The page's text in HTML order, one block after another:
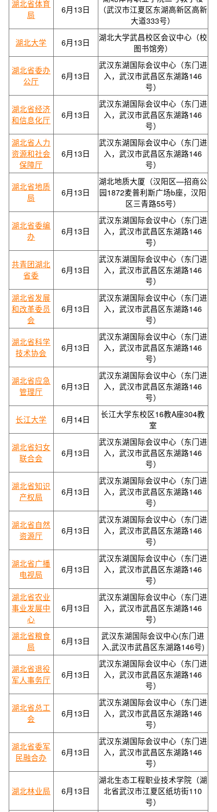
湖北省体育
局
6月13日
（武汉市江夏区东湖高新区高新
大道333号）
湖北大学 6月13日
湖北大学武昌校区会议中心（校
图书馆旁）
湖北省委办
公厅
6月13日
武汉东湖国际会议中心（东门进
入，武汉市武昌区东湖路146
号）
湖北省经济
和信息化厅
6月13日
武汉东湖国际会议中心（东门进
入，武汉市武昌区东湖路146
号）
湖北省人力
资源和社会
保障厅
6月13日
武汉东湖国际会议中心（东门进
入，武汉市武昌区东湖路146
号）
湖北省地质
局
6月13日
湖北地质大厦（汉阳区—招商公
园1872麦普利斯广场b座，汉阳
区三青路55号）
湖北省委编
办
6月13日
武汉东湖国际会议中心（东门进
入，武汉市武昌区东湖路146
号）
共青团湖北
省委
6月13日
武汉东湖国际会议中心（东门进
入，武汉市武昌区东湖路146
号）
湖北省发展
和改革委员
会
6月13日
武汉东湖国际会议中心（东门进
入，武汉市武昌区东湖路146
号）
湖北省科学
技术协会
6月13日
武汉东湖国际会议中心（东门进
入，武汉市武昌区东湖路146
号）
湖北省应急
管理厅
6月13日
武汉东湖国际会议中心（东门进
入，武汉市武昌区东湖路146
号）
长江大学 6月14日
长江大学东校区16教A座304教
室
湖北省妇女
联合会
6月13日
武汉东湖国际会议中心（东门进
入，武汉市武昌区东湖路146
号）
湖北省知识
产权局
6月13日
武汉东湖国际会议中心（东门进
入，武汉市武昌区东湖路146
号）
湖北省自然
资源厅
6月13日
武汉东湖国际会议中心（东门进
入，武汉市武昌区东湖路146
号）
湖北省广播
电视局
6月13日
武汉东湖国际会议中心（东门进
入，武汉市武昌区东湖路146
号）
湖北省农业
事业发展中
心
6月13日
武汉东湖国际会议中心（东门进
入，武汉市武昌区东湖路146
号）
湖北省粮食
局
6月13日
武汉东湖国际会议中心(东门进
入,武汉市武昌区东湖路146号)
湖北省退役
军人事务厅
6月13日
武汉东湖国际会议中心（东门进
入，武汉市武昌区东湖路146
号）
湖北省总工
会
6月13日
武汉东湖国际会议中心（东门进
入，武汉市武昌区东湖路146
号）
湖北省委军
民融合办
6月13日
武汉东湖国际会议中心（东门进
入，武汉市武昌区东湖路146
号）
湖北林业局 6月13日
湖北生态工程职业技术学院（湖
北省武汉市江夏区纸坊街110
号）